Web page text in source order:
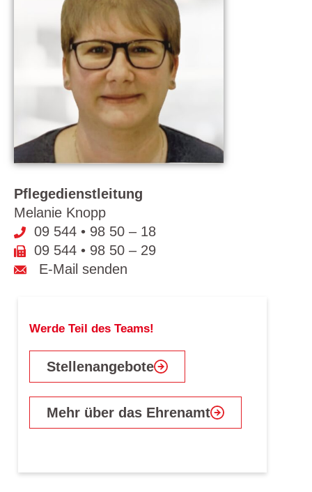
Pflegedienstleitung
Melanie Knopp
09 544 • 98 50 – 18
09 544 • 98 50 – 29
E-Mail senden
Werde Teil des Teams!
Stellenangebote
Mehr über das Ehrenamt